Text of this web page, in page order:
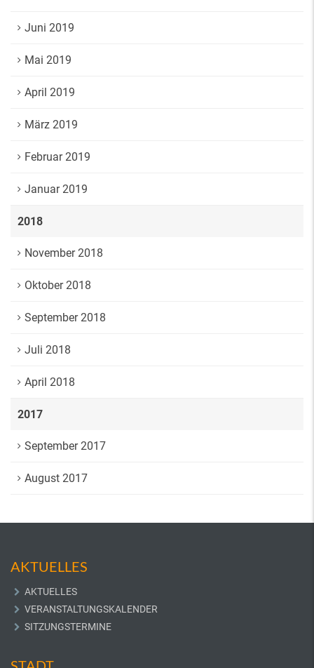
Juni 2019
Mai 2019
April 2019
März 2019
Februar 2019
Januar 2019
2018
November 2018
Oktober 2018
September 2018
Juli 2018
April 2018
2017
September 2017
August 2017
AKTUELLES
AKTUELLES
VERANSTALTUNGSKALENDER
SITZUNGSTERMINE